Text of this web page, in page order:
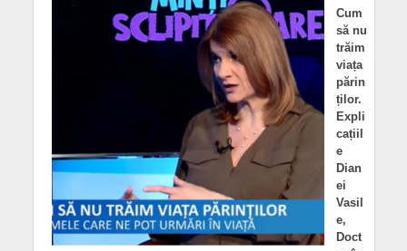
Cum
să nu
trăim
viața
părin
ților.
Expli
cațiil
e
Dian
ei
Vasil
e,
Doct